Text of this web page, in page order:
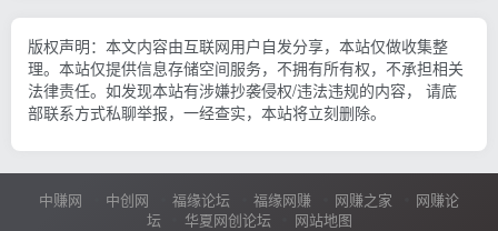
版权声明：本文内容由互联网用户自发分享，本站仅做收集整
理。本站仅提供信息存储空间服务，不拥有所有权，不承担相关
法律责任。如发现本站有涉嫌抄袭侵权/违法违规的内容， 请底
部联系方式私聊举报，一经查实，本站将立刻删除。
中赚网 中创网 福缘论坛 福缘网赚 网赚之家
网赚论
坛
华夏网创论坛 网站地图